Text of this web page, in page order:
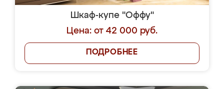
Шкаф-купе "Оффу"
Цена: от 42 000 руб.
ПОДРОБНЕЕ